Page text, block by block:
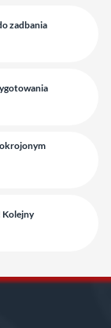
zadbania
okrojonym
Kolejny